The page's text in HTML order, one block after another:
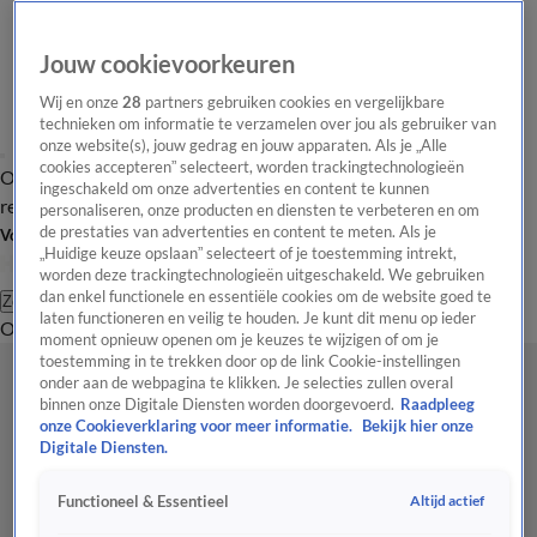
Overzicht Laatste nieuws Regionieuws Het beste van Hart
Tip de
redactie
Volg Hart van Nederland
Zoeken
OverzichtRegioUitzendingenWeerTip de redactiePanelVideo's
Jouw cookievoorkeuren
Wij en onze28 partners gebruiken cookies en vergelijkbare
technieken om informatie te verzamelen over jou als gebruiker van
onze website(s), jouw gedrag en jouw apparaten. Als je „Alle
cookies accepteren” selecteert, worden trackingtechnologieën
ingeschakeld om onze advertenties en content te kunnen
personaliseren, onze producten en diensten te verbeteren en om
de prestaties van advertenties en content te meten. Als je
„Huidige keuze opslaan” selecteert of je toestemming intrekt,
worden deze trackingtechnologieën uitgeschakeld. We gebruiken
dan enkel functionele en essentiële cookies om de website goed te
laten functioneren en veilig te houden. Je kunt dit menu op ieder
moment opnieuw openen om je keuzes te wijzigen of om je
toestemming in te trekken door op de link Cookie-instellingen
onder aan de webpagina te klikken. Je selecties zullen overal
binnen onze Digitale Diensten worden doorgevoerd. Raadpleeg
onze Cookieverklaring voor meer informatie.
Bekijk hier onze
Digitale Diensten.
Functioneel & Essentieel Altijd actief